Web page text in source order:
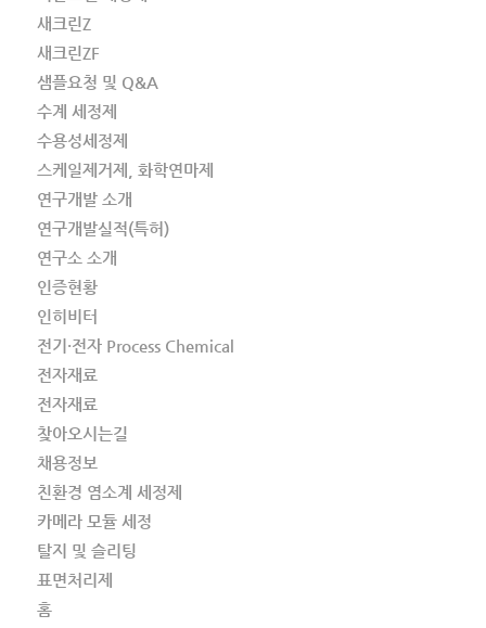
새크린Z
새크린ZF
샘플요청 및 Q&A
수계 세정제
수용성세정제
스케일제거제, 화학연마제
연구개발 소개
연구개발실적(특허)
연구소 소개
인증현황
인히비터
전기·전자 Process Chemical
전자재료
전자재료
찾아오시는길
채용정보
친환경 염소계 세정제
카메라 모듈 세정
탈지 및 슬리팅
표면처리제
홈